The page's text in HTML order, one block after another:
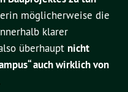
möglicherweise die
klarer
überhaupt nicht
auch wirklich von